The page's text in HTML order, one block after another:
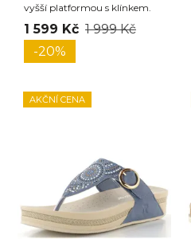
vyšší platformou s klínkem.
1 599 Kč 1 999 Kč
-20%
AKČNÍ CENA